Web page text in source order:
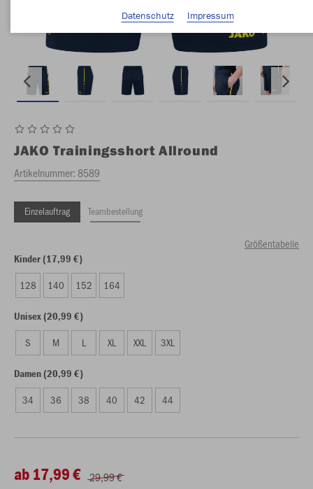
JAKO Trainingsshort Allround
Artikelnummer:8589
Einzelauftrag Teambestellung
Größentabelle
Kinder (17,99 €)
128 140 152 164
Unisex (20,99 €)
S M L XL XXL 3XL
Damen (20,99 €)
34 36 38 40 42 44
ab 17,99 € 29,99 €
Datenschutz
Impressum